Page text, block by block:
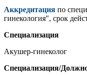
Аккредитация по
гинекология", срок
Специализация
Акушер-гинеколог
Специализация/